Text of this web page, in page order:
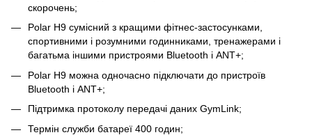
скорочень;
Polar H9 сумісний з кращими фітнес-застосунками,
спортивними і розумними годинниками, тренажерами і
багатьма іншими пристроями Bluetooth і ANT+;
Polar H9 можна одночасно підключати до пристроїв
Bluetooth і ANT+;
Підтримка протоколу передачі даних GymLink;
Термін служби батареї 400 годин;